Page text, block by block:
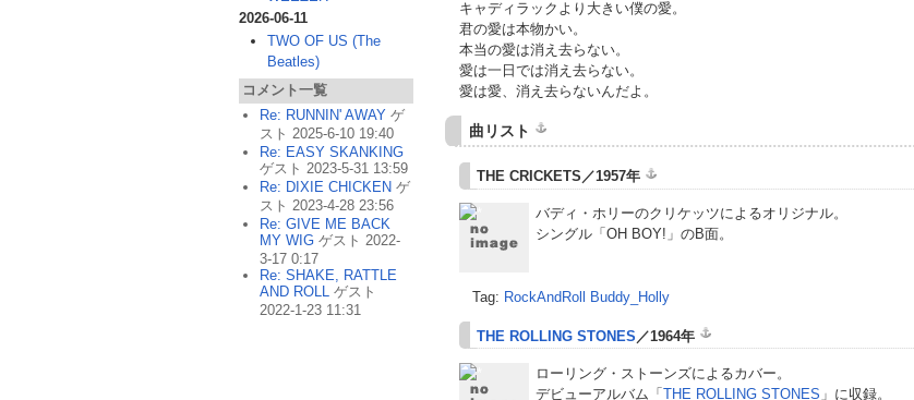
キャディラックより大きい僕の愛。
君の愛は本物かい。
本当の愛は消え去らない。
愛は一日では消え去らない。
愛は愛、消え去らないんだよ。
曲リスト
THE CRICKETS／1957年
バディ・ホリーのクリケッツによるオリジナル。
シングル「OH BOY!」のB面。
Tag: RockAndRoll Buddy_Holly
THE ROLLING STONES ／1964年
ローリング・ストーンズによるカバー。
デビューアルバム「 THE ROLLING STONES 」に収録。
2026-06-11
TWO OF US (The
Beatles)
コメント一覧
Re: RUNNIN' AWAY ゲ
スト 2025-6-10 19:40
Re: EASY SKANKING
ゲスト 2023-5-31 13:59
Re: DIXIE CHICKEN ゲ
スト 2023-4-28 23:56
Re: GIVE ME BACK
MY WIG ゲスト 2022-
3-17 0:17
Re: SHAKE, RATTLE
AND ROLL ゲスト
2022-1-23 11:31